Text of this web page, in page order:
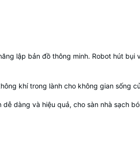
lập bản đồ thông minh. Robot hút bụi
khí trong lành cho không gian sống
dàng và hiệu quả, cho sàn nhà sạch